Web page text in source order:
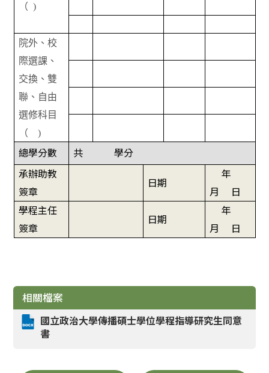
（ )
院外、校
際選課、
交換、雙
聯、自由
選修科目
（ )
總學分數 共
學分
承辦助教
簽章
日期
年
月
日
學程主任
簽章
日期
年
月
日
相關檔案
國立政治大學傳播碩士學位學程指導研究生同意
書